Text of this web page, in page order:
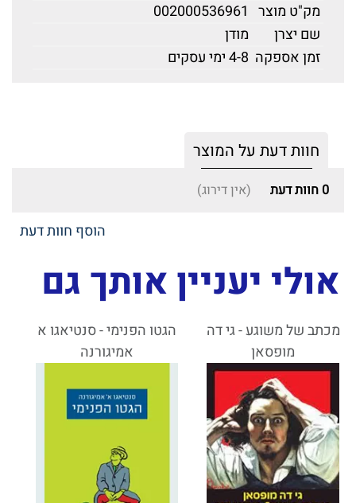
מק"ט מוצר 002000536961
שם יצרן
מודן
זמן אספקה 4-8 ימי עסקים
חוות דעת על המוצר
0 חוות דעת (אין דירוג)
הוסף חוות דעת
אולי יעניין אותך גם
מכתב של משוגע - גי דה
מופסאן
הגטו הפנימי - סנטיאגו א
אמיגורנה